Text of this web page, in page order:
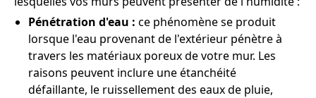
Pénétration d'eau : ce phénomène se produit
lorsque l'eau provenant de l'extérieur pénètre à
travers les matériaux poreux de votre mur. Les
raisons peuvent inclure une étanchéité
défaillante, le ruissellement des eaux de pluie,